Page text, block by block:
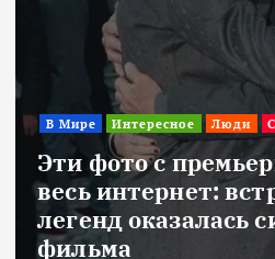
В Мире Интересное Люди
Эти фото с
весь интернет:
легенд оказалась
фильма